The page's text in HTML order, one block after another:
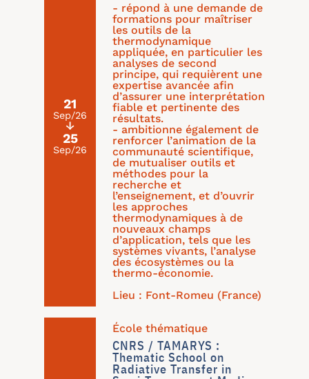
21
Sep/26
↓
25
Sep/26
- répond à une demande de
formations pour maîtriser
les outils de la
thermodynamique
appliquée, en particulier les
analyses de second
principe, qui requièrent une
expertise avancée afin
d’assurer une interprétation
fiable et pertinente des
résultats.
- ambitionne également de
renforcer l’animation de la
communauté scientifique,
de mutualiser outils et
méthodes pour la
recherche et
l’enseignement, et d’ouvrir
les approches
thermodynamiques à de
nouveaux champs
d’application, tels que les
systèmes vivants, l’analyse
des écosystèmes ou la
thermo-économie.
Lieu : Font-Romeu (France)
École thématique
CNRS / TAMARYS :
Thematic School on
Radiative Transfer in